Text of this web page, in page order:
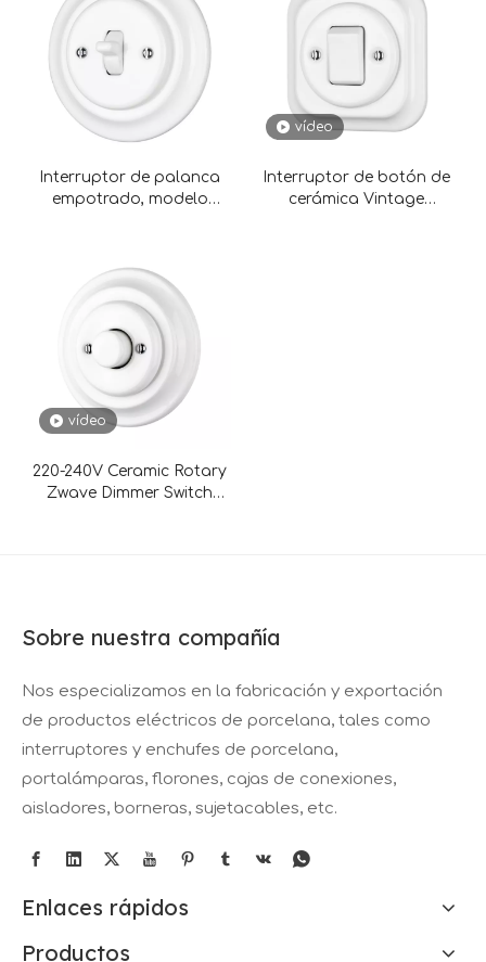
Interruptor de palanca
empotrado, modelo
vídeo
Interruptor de botón de
cerámica Vintage
vídeo
220-240V Ceramic Rotary
Zwave Dimmer Switch
Sobre nuestra compañía
Nos especializamos en la fabricación y exportación
de productos eléctricos de porcelana, tales como
interruptores y enchufes de porcelana,
portalámparas, florones, cajas de conexiones,
aisladores, borneras, sujetacables, etc.
Enlaces rápidos
Productos